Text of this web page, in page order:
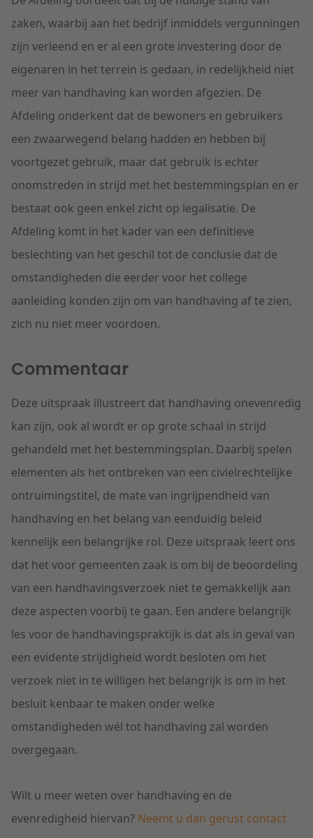
zaken, waarbij aan het bedrijf inmiddels vergunningen
zijn verleend en er al een grote investering door de
eigenaren in het terrein is gedaan, in redelijkheid niet
meer van handhaving kan worden afgezien. De
Afdeling onderkent dat de bewoners en gebruikers
een zwaarwegend belang hadden en hebben bij
voortgezet gebruik, maar dat gebruik is echter
onomstreden in strijd met het bestemmingsplan en er
bestaat ook geen enkel zicht op legalisatie. De
Afdeling komt in het kader van een definitieve
beslechting van het geschil tot de conclusie dat de
omstandigheden die eerder voor het college
aanleiding konden zijn om van handhaving af te zien,
zich nu niet meer voordoen.
Commentaar
Deze uitspraak illustreert dat handhaving onevenredig
kan zijn, ook al wordt er op grote schaal in strijd
gehandeld met het bestemmingsplan. Daarbij spelen
elementen als het ontbreken van een civielrechtelijke
ontruimingstitel, de mate van ingrijpendheid van
handhaving en het belang van eenduidig beleid
kennelijk een belangrijke rol. Deze uitspraak leert ons
dat het voor gemeenten zaak is om bij de beoordeling
van een handhavingsverzoek niet te gemakkelijk aan
deze aspecten voorbij te gaan. Een andere belangrijk
les voor de handhavingspraktijk is dat als in geval van
een evidente strijdigheid wordt besloten om het
verzoek niet in te willigen het belangrijk is om in het
besluit kenbaar te maken onder welke
omstandigheden wél tot handhaving zal worden
overgegaan.
Wilt u meer weten over handhaving en de
evenredigheid hiervan? Neemt u dan gerust contact